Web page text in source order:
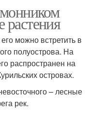
можно встретить в
полуострова. На
распространен на
островах.
– лесные
рек.